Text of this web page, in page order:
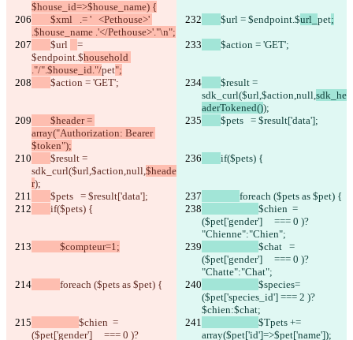
$house_id=>$house_name) {
.$house_name .'</Pethouse>'."\n";
$url = $endpoint.$url_ pet;
$url
=
$endpoint.$household
."/".$house_id."/pet";
$action = 'GET';
$action = 'GET';
$result =
sdk_curl($url,$action,null,sdk_he
aderTokened());
array("Authorization: Bearer
$token");
$pets   = $result['data'];
$result =
sdk_curl($url,$action,null,$heade
r);
if($pets) {
$pets   = $result['data'];
foreach ($pets as $pet) {
if($pets) {
$chien  =
($pet['gender']     === 0 )?
"Chienne":"Chien";
            $compteur=1;
$chat   =
($pet['gender']     === 0 )?
"Chatte":"Chat";
foreach ($pets as $pet) {
$species=
($pet['species_id'] === 2 )?
$chien:$chat;
$chien  =
($pet['gender']     === 0 )?
$Tpets +=
array($pet['id']=>$pet['name']);